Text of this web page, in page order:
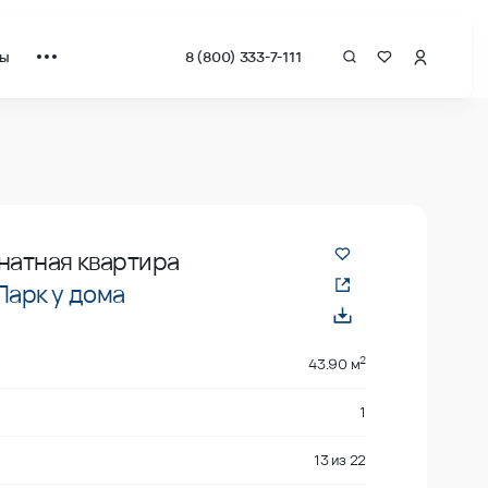
8 (800) 333-7-111
квартира
у дома
43.90 м2
1
13из 22